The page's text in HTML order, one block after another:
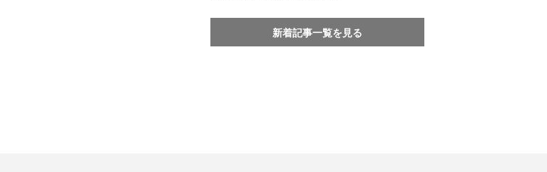
新着記事一覧を見る